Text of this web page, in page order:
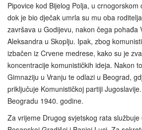
Pipovice kod Bijelog Polja, u crnogorskom
dok je bio dječak umrla su mu oba
završava u Godijevu, nakon čega pohađa
Aleksandra u Skoplju. Ipak, zbog
izbačen iz Crvene medrese, kako su je
koncentracije komunističkih ideja. Nakon
Gimnaziju u Vranju te odlazi u Beograd,
priključuje Komunističkoj partiji
Beogradu 1940. godine.
Za vrijeme Drugog svjetskog rata